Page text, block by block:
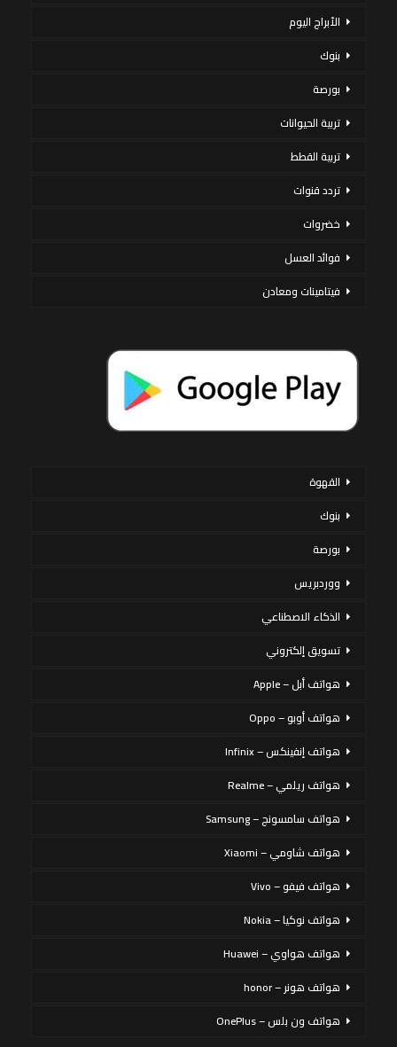
الأبراج اليوم
بنوك
بورصة
تربية الحيوانات
تربية القطط
تردد قنوات
خضروات
فوائد العسل
فيتامينات ومعادن
القهوة
بنوك
بورصة
ووردبريس
الذكاء الاصطناعي
تسويق إلكتروني
هواتف أبل – Apple
هواتف أوبو – Oppo
هواتف إنفينكس – Infinix
هواتف ريلمي – Realme
هواتف سامسونج – Samsung
هواتف شاومي – Xiaomi
هواتف فيفو – Vivo
هواتف نوكيا – Nokia
هواتف هواوي – Huawei
هواتف هونر – honor
هواتف ون بلس – OnePlus